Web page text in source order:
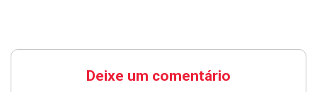
Deixe um comentário